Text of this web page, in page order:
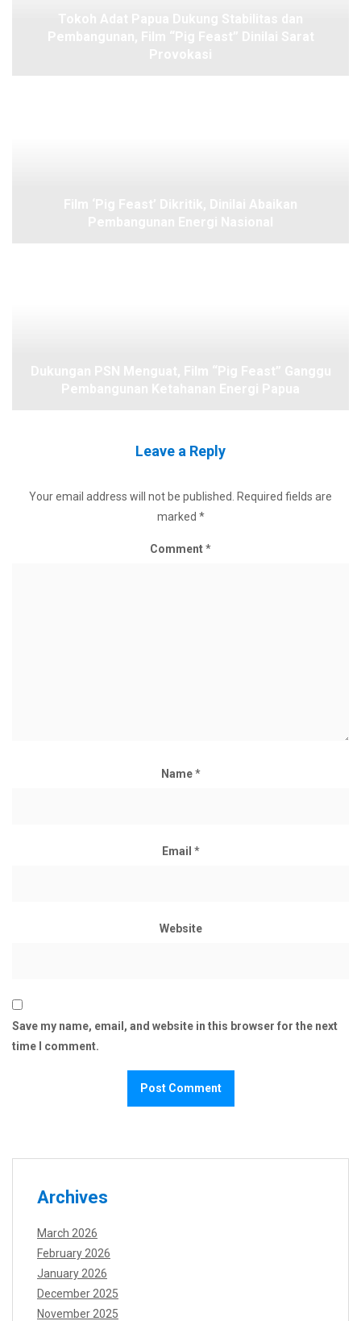
Leave a Reply
Your email address will not be published.
Required fields are
marked *
Comment*
Name*
Email *
Website
Save my name, email, and website in this browser for the next
time I comment.
Archives
March 2026
February 2026
January 2026
December 2025
November 2025